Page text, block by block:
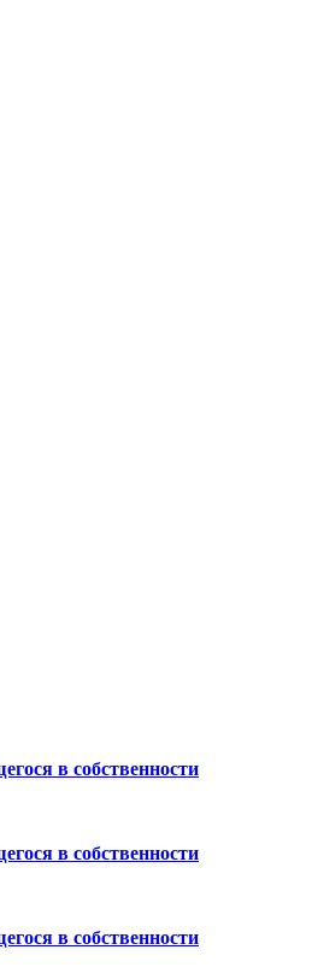
в собственности
в собственности
в собственности